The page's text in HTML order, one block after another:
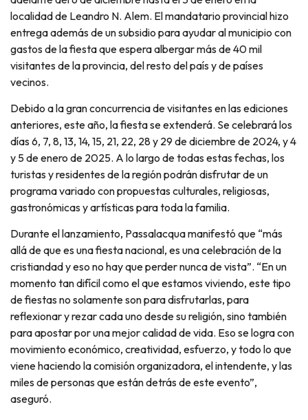
localidad de Leandro N. Alem. El mandatario provincial hizo
entrega además de un subsidio para ayudar al municipio con
gastos de la fiesta que espera albergar más de 40 mil
visitantes de la provincia, del resto del país y de países
vecinos.
Debido a la gran concurrencia de visitantes en las ediciones
anteriores, este año, la fiesta se extenderá. Se celebrará los
días 6, 7, 8, 13, 14, 15, 21, 22, 28 y 29 de diciembre de 2024, y 4
y 5 de enero de 2025. A lo largo de todas estas fechas, los
turistas y residentes de la región podrán disfrutar de un
programa variado con propuestas culturales, religiosas,
gastronómicas y artísticas para toda la familia.
Durante el lanzamiento, Passalacqua manifestó que “más
allá de que es una fiesta nacional, es una celebración de la
cristiandad y eso no hay que perder nunca de vista”. “En un
momento tan difícil como el que estamos viviendo, este tipo
de fiestas no solamente son para disfrutarlas, para
reflexionar y rezar cada uno desde su religión, sino también
para apostar por una mejor calidad de vida. Eso se logra con
movimiento económico, creatividad, esfuerzo, y todo lo que
viene haciendo la comisión organizadora, el intendente, y las
miles de personas que están detrás de este evento”,
aseguró.